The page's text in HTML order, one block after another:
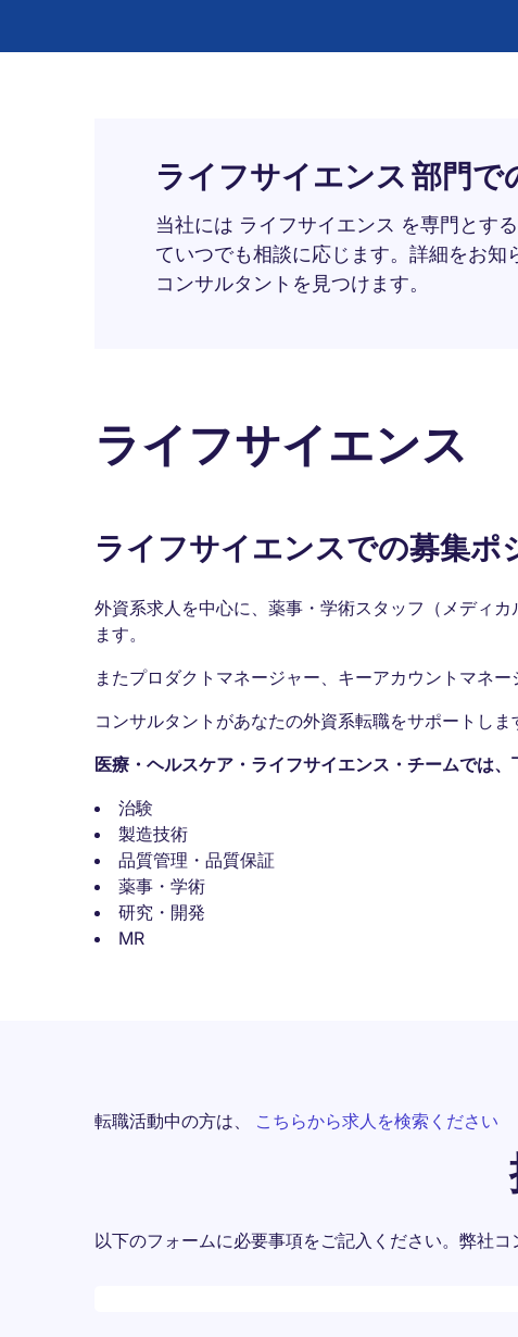
ライフサイエンス 部門
当社には ライフサイエンス を専門とす
ていつでも相談に応じます。詳細をお
コンサルタントを見つけます。
ライフサイエンス
ライフサイエンスでの募集ポ
外資系求人を中心に、薬事・学術スタッフ（メディ
ます。
またプロダクトマネージャー、キーアカウントマネ
コンサルタントがあなたの外資系転職をサポートしま
医療・ヘルスケア・ライフサイエンス・チームでは
治験
製造技術
品質管理・品質保証
薬事・学術
研究・開発
MR
転職活動中の方は、 こちらから求人を検索ください
以下のフォームに必要事項をご記入ください。弊社